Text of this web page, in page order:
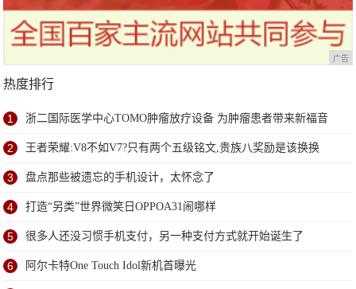
广告
热度排行
1 浙二国际医学中心TOMO肿瘤放疗设备 为肿瘤患者带来新福音
2 王者荣耀:V8不如V7?只有两个五级铭文,贵族八奖励是该换换
3 盘点那些被遗忘的手机设计，太怀念了
4 打造“另类”世界微笑日OPPOA31闹哪样
5 很多人还没习惯手机支付，另一种支付方式就开始诞生了
6 阿尔卡特One Touch Idol新机首曝光